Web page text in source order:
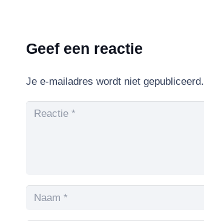
Geef een reactie
Je e-mailadres wordt niet gepubliceerd.